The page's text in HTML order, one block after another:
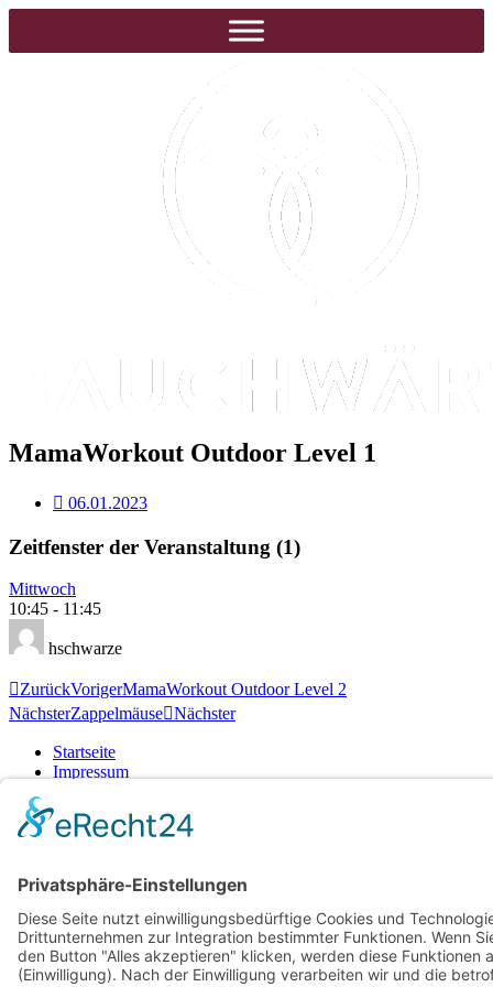
MamaWorkout Outdoor Level 1
06.01.2023
Zeitfenster der Veranstaltung (1)
Mittwoch
10:45 - 11:45
hschwarze
ZurückVorigerMamaWorkout Outdoor Level 2
NächsterZappelmäuse Nächster
Startseite
Impressum
Barrierefreiheitserklärung
Vertrag widerrufen
Gutschein
Startseite
Impressum
Datenschutzerklärung